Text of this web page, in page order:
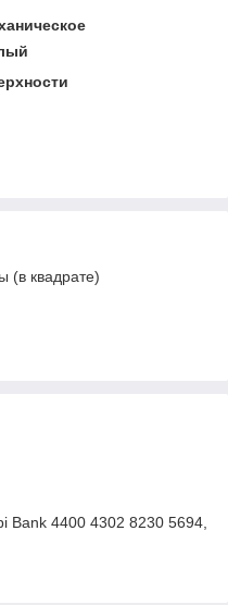
(в квадрате)
Bank 4400 4302 8230 5694,